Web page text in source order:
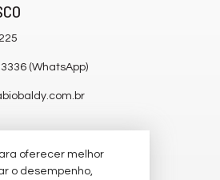
(WhatsApp)
oferecer melhor
o desempenho,